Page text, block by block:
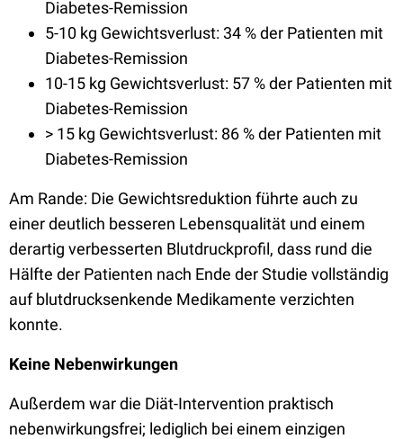
Diabetes-Remission
5-10 kg Gewichtsverlust: 34 % der Patienten mit
Diabetes-Remission
10-15 kg Gewichtsverlust: 57 % der Patienten mit
Diabetes-Remission
> 15 kg Gewichtsverlust: 86 % der Patienten mit
Diabetes-Remission
Am Rande: Die Gewichtsreduktion führte auch zu
einer deutlich besseren Lebensqualität und einem
derartig verbesserten Blutdruckprofil, dass rund die
Hälfte der Patienten nach Ende der Studie vollständig
auf blutdrucksenkende Medikamente verzichten
konnte.
Keine Nebenwirkungen
Außerdem war die Diät-Intervention praktisch
nebenwirkungsfrei; lediglich bei einem einzigen